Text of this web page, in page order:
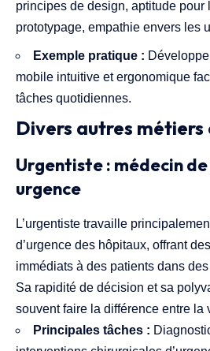
principes de design, aptitude pour
prototypage, empathie envers les
Exemple pratique :
mobile intuitive et ergonomique
tâches quotidiennes.
Divers autres métiers
Urgentiste : médecin
urgence
L’urgentiste travaille
d’urgence des hôpitaux, offrant
immédiats à des patients dans
Sa rapidité de décision et sa
souvent faire la différence entre la
Principales tâches :